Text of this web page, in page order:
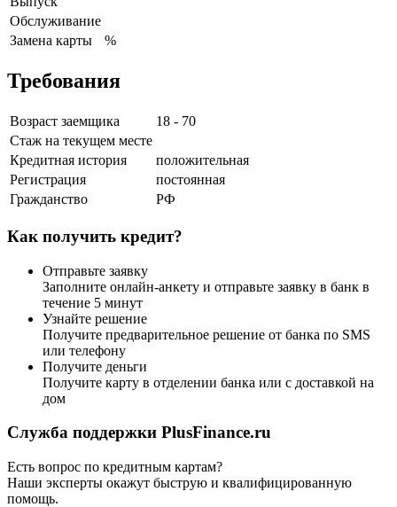
Обслуживание
Замена карты
%
Требования
Возраст заемщика
18 - 70
Стаж на текущем месте
Кредитная история
положительная
Регистрация
постоянная
Гражданство
РФ
Как получить кредит?
Отправьте заявку
Заполните онлайн-анкету и отправьте заявку в банк в
течение 5 минут
Узнайте решение
Получите предварительное решение от банка по SMS
или телефону
Получите деньги
Получите карту в отделении банка или с доставкой на
дом
Служба поддержки PlusFinance.ru
Есть вопрос по кредитным картам?
Наши эксперты окажут быструю и квалифицированную
помощь.